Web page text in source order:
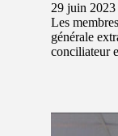
29 juin 2023
Les
générale
conciliateur